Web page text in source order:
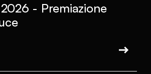
- Premiazione